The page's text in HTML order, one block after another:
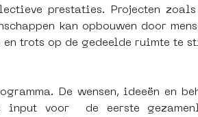
prestaties. Projecten
kan opbouwen door
trots op de gedeelde ruimte te
De wensen, ideeën en
input voor  de eerste